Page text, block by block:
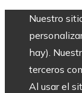
Nuestro
hay).
terceros
Al usar el